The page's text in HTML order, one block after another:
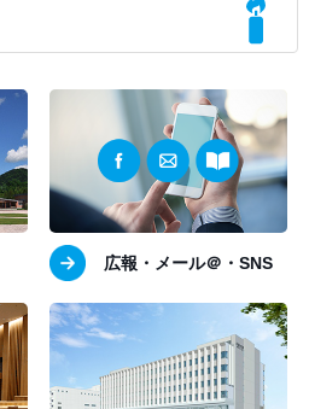
広報・メール＠・SNS